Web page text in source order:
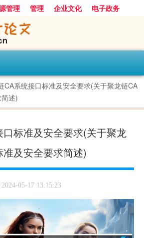
管理 管理 企业文化
电子政务
浅谈 发展
CA系统接口标准及安全要求(关于聚龙链CA
述)
标准及安全要求(关于聚龙
及安全要求简述)
2024-05-17 13:15:23